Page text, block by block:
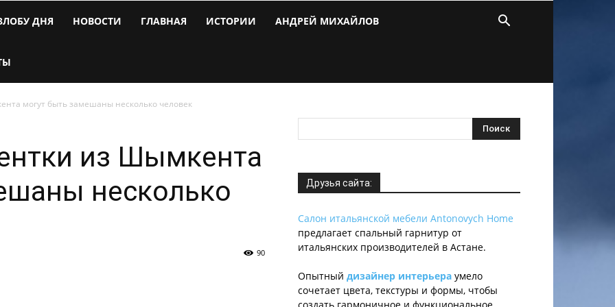
ДНЯ НОВОСТИ ГЛАВНАЯ ИСТОРИИ АНДРЕЙ МИХАЙЛОВ
могут быть замешаны несколько человек
из Шымкента
несколько
90
Друзья сайта:
Салон итальянской мебели Antonovych Home
предлагает спальный гарнитур от
итальянских производителей в Астане.
Опытный дизайнер интерьера умело
сочетает цвета, текстуры и формы, чтобы